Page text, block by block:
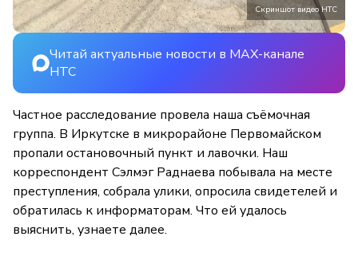
Скриншот видео НТС
Читай актуальные новости в MAX-канале
НТС
Частное расследование провела наша съёмочная
группа. В Иркутске в микрорайоне Первомайском
пропали остановочный пункт и лавочки. Наш
корреспондент Сэлмэг Раднаева побывала на месте
преступления, собрала улики, опросила свидетелей и
обратилась к информаторам. Что ей удалось
выяснить, узнаете далее.